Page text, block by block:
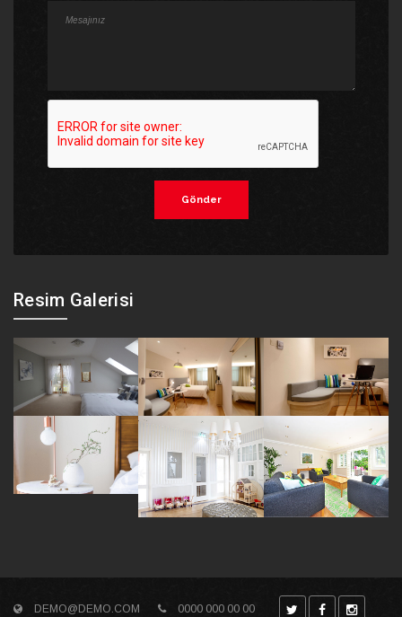
Gönder
Resim Galerisi
DEMO@DEMO.COM 0000 000 00 00